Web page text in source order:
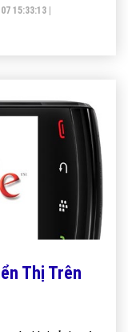
15:33:13
Thị Trên